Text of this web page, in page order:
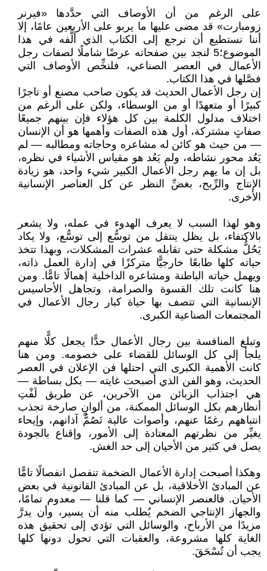
على الرغم من أن الأوصاف التي حدَّدها «فيرنر
زومبارت» قد مضى عليها ما يربو على الأربعين عامًا، إلا
أننا نستطيع أن نرجع إلى الكتاب الذي ألَّفه في هذا
الموضوع؛5 لنجد بين صفحاته عرضًا شاملًا لصفات رجل
الأعمال في العصر الصناعي، فلنخِّص الأوصاف التي
فصَّلها في هذا الكتاب.
إن رجل الأعمال الحديث قد يكون صاحب مصنع أو تاجرًا
كبيرًا أو متعهدًا أو من الوسطاء، ولكن على الرغم من
اختلاف مدلول الكلمة بين كل هؤلاء فإن بينهم جميعًا
صفاتٍ مشتركة، أول هذه الصفات وأهمها هو أن الإنسان
— من حيث هو كائن له مشاعره وحاجاته ومطالبه — لم
يَعُد محور نشاطه، ولم يَعُد هو مقياس الأشياء في نظره،
بل إن ما يهم رجل الأعمال الكبير شيء واحد، هو زيادة
الإنتاج والرِّبح، بغضِّ النظر عن كل العناصر الإنسانية
الأخرى.
وهو لهذا السبب لا يعرف الهدوء في عمله، ولا يشعر
بالاكتفاء، بل يظل ينتقل من توسُّع إلى توسُّع، ولا يكاد
يَحُلُّ مشكلة حتى تقابله عشرات المشكلات، وبهذا تتخذ
حياته كلها طابعًا خارجيًّا متركزًا في إدارة العمل ذاته،
ويهمل حياته الباطنة ومشاعره الداخلية إهمالًا تامًّا. ومن
هنا كانت تلك القسوة والصرامة، وتجاهل الأحاسيس
الإنسانية التي تتصف بها حياة كبار رجال الأعمال في
المجتمعات الصناعية الكبرى.
وتبلغ المنافسة بين رجال الأعمال حدًّا يجعل كلًّا منهم
يلجأ إلى كل الوسائل للقضاء على خصومه. ومن هنا
كانت الأهمية الكبرى التي احتلها فن الإعلان في العصر
الحديث، وهو الفن الذي أصبحت غايته — بكل بساطة —
هي اجتذاب الزبائن من الآخرين، عن طريق لَفْتِ
أنظارهم بكل الوسائل الممكنة، من ألوانٍ صارخة تجذب
انتباههم رغمًا عنهم، وأصوات عالية تَصُمُّ آذانهم، وإيحاء
يغيِّر من نظرتهم المعتادة إلى الأمور، وإقناع بالجودة
يصل في كثير من الأحيان إلى حد الغش.
وهكذا أصبحت إدارة الأعمال الضخمة تنفصل انفصالًا تامًّا
عن المبادئ الأخلاقية، بل عن المبادئ القانونية في بعض
الأحيان. فالعنصر الإنساني — كما قلنا — معدوم تمامًا،
والجهاز الإنتاجي الضخم يُطلب منه أن يسير، وأن يدرَّ
مزيدًا من الأرباح، والوسائل التي تؤدي إلى تحقيق هذه
الغاية كلها مشروعة، والعقبات التي تحول دونها كلها
يجب أن تُسْحَقَ.